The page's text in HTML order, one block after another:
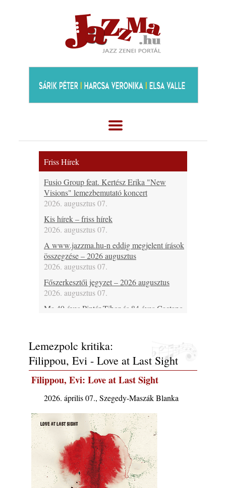
Friss Hírek
Fusio Group feat. Kertész Erika "New
Visions" lemezbemutató koncert
2026. augusztus 07.
Kis hírek – friss hírek
2026. augusztus 07.
A www.jazzma.hu-n eddig megjelent írások
összegzése – 2026 augusztus
2026. augusztus 07.
Főszerkesztői jegyzet – 2026 augusztus
2026. augusztus 07.
Ma 49 éves Pintér Tibor és 84 éves Caetano
Ma lenne 85 éves Howard Johnson
2026. augusztus 07.
Ma 95 éve halt meg Bix Beiderbecke
2026. augusztus 07.
Jazz-rock albumok 1985-ből - Issei Noro
2026. augusztus 07.
Ezen a napon – augusztus 7. (2026)
2026. augusztus 07.
Jazz-rock albumok 1984-ből - John Scofield
„Electric Outlet”
2026. augusztus 06.
Lemezpolc kritika:
Filippou, Evi - Love at Last Sight
Filippou, Evi: Love at Last Sight
2026. április 07., Szegedy-Maszák Blanka